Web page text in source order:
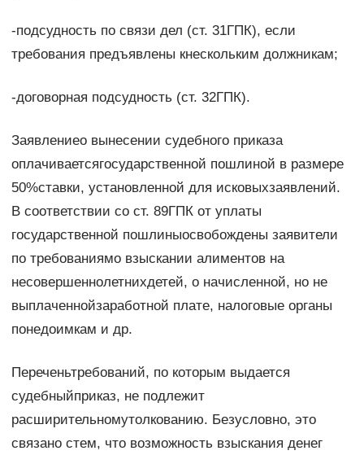
-подсудность по связи дел (ст. 31ГПК), если
требования предъявлены кнескольким должникам;
-договорная подсудность (ст. 32ГПК).
Заявлениео вынесении судебного приказа
оплачиваетсягосударственной пошлиной в размере
50%ставки, установленной для исковыхзаявлений.
В соответствии со ст. 89ГПК от уплаты
государственной пошлиныосвобождены заявители
по требованиямо взыскании алиментов на
несовершеннолетнихдетей, о начисленной, но не
выплаченнойзаработной плате, налоговые органы
понедоимкам и др.
Переченьтребований, по которым выдается
судебныйприказ, не подлежит
расширительномутолкованию. Безусловно, это
связано стем, что возможность взыскания денег